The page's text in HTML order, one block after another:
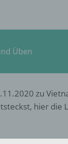
Üben
zu
hier die